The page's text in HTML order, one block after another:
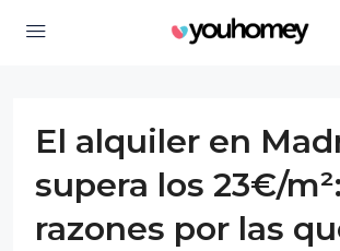
El alquiler en
supera los 23€/
razones por las